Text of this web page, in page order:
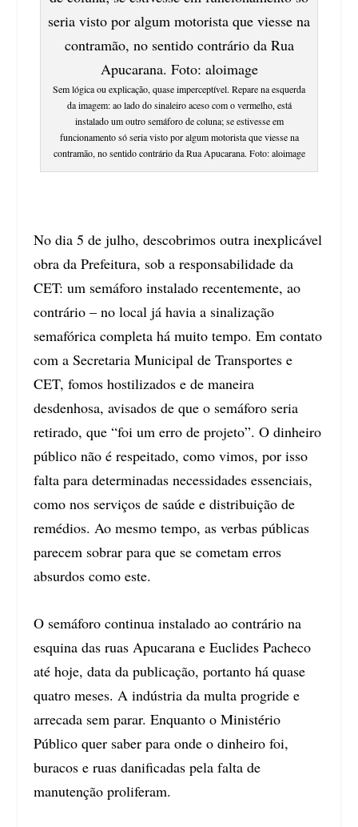
Sem lógica ou explicação, quase imperceptível. Repare na esquerda
da imagem: ao lado do sinaleiro aceso com o vermelho, está
instalado um outro semáforo de coluna; se estivesse em
funcionamento só seria visto por algum motorista que viesse na
contramão, no sentido contrário da Rua Apucarana. Foto: aloimage
No dia 5 de julho, descobrimos outra inexplicável
obra da Prefeitura, sob a responsabilidade da
CET: um semáforo instalado recentemente, ao
contrário – no local já havia a sinalização
semafórica completa há muito tempo. Em contato
com a Secretaria Municipal de Transportes e
CET, fomos hostilizados e de maneira
desdenhosa, avisados de que o semáforo seria
retirado, que “foi um erro de projeto”. O dinheiro
público não é respeitado, como vimos, por isso
falta para determinadas necessidades essenciais,
como nos serviços de saúde e distribuição de
remédios. Ao mesmo tempo, as verbas públicas
parecem sobrar para que se cometam erros
absurdos como este.
O semáforo continua instalado ao contrário na
esquina das ruas Apucarana e Euclides Pacheco
até hoje, data da publicação, portanto há quase
quatro meses. A indústria da multa progride e
arrecada sem parar. Enquanto o Ministério
Público quer saber para onde o dinheiro foi,
buracos e ruas danificadas pela falta de
manutenção proliferam.